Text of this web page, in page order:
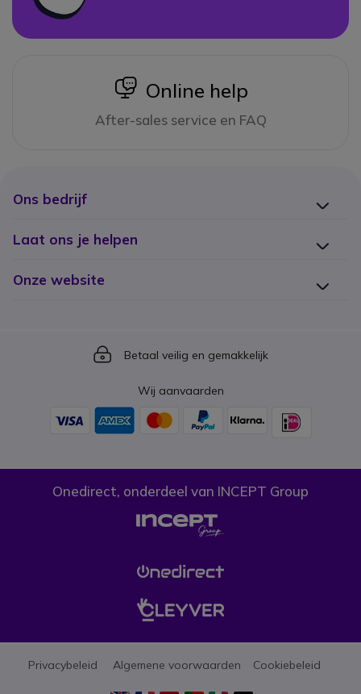
icon
Online help
After-sales service en FAQ
Ons bedrijf
Laat ons je helpen
Onze website
Icon
Betaal veilig en gemakkelijk
Wij aanvaarden
Onedirect, onderdeel van INCEPT Group
Privacybeleid Algemene voorwaarden Cookiebeleid